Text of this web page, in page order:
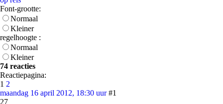
Font-grootte:
Normaal
Kleiner
regelhoogte :
Normaal
Kleiner
74 reacties
Reactiepagina:
1 2
maandag 16 april 2012, 18:30 uur #1
27